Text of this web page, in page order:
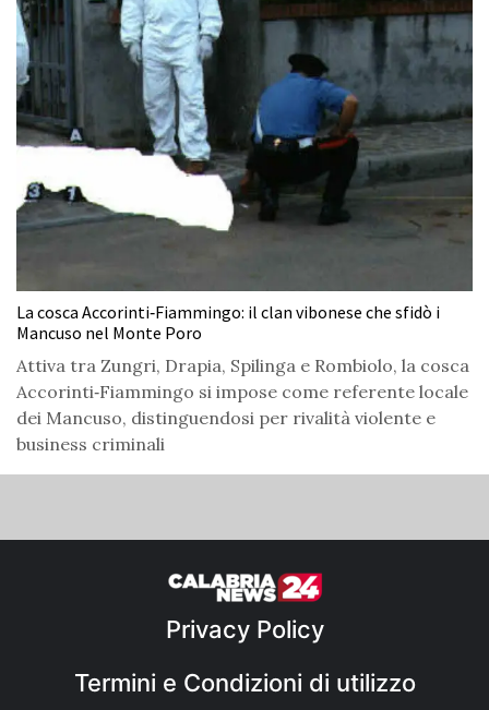
La cosca Accorinti‑Fiammingo: il clan vibonese che sfidò i
Mancuso nel Monte Poro
Attiva tra Zungri, Drapia, Spilinga e Rombiolo, la cosca
Accorinti‑Fiammingo si impose come referente locale
dei Mancuso, distinguendosi per rivalità violente e
business criminali
Privacy Policy
Termini e Condizioni di utilizzo